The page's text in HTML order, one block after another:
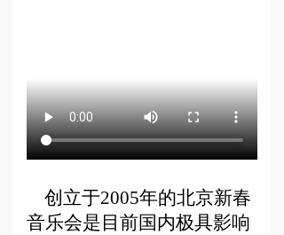
创立于2005年的北京新春
音乐会是目前国内极具影响